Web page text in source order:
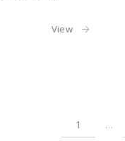
View
1 …